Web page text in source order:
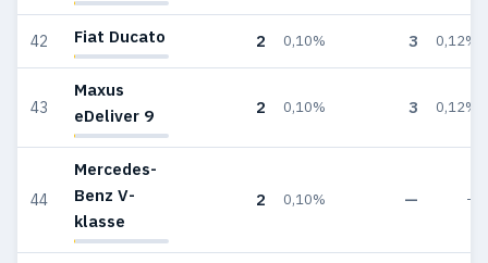
42 Fiat Ducato 2 0,10% 3 0,12%
43
Maxus
eDeliver 9
2 0,10% 3 0,12%
44
Mercedes-
Benz V-
klasse
2 0,10% — —